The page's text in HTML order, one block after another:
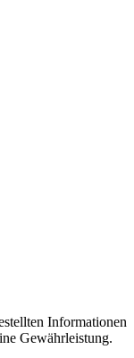
Informationen
Gewährleistung.